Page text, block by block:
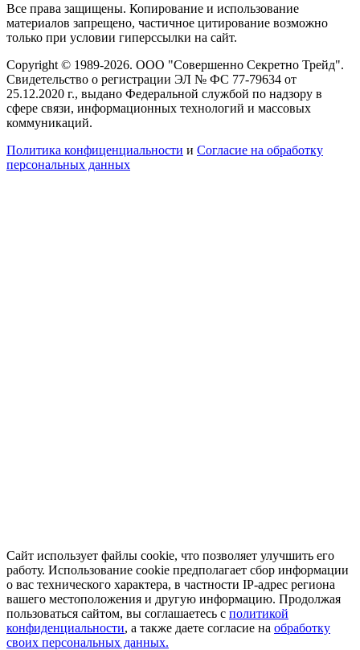
Все права защищены. Копирование и использование
материалов запрещено, частичное цитирование возможно
только при условии гиперссылки на сайт.
Copyright © 1989-2026. ООО "Совершенно Секретно Трейд".
Свидетельство о регистрации ЭЛ № ФС 77-79634 от
25.12.2020 г., выдано Федеральной службой по надзору в
сфере связи, информационных технологий и массовых
коммуникаций.
Политика конфиценциальности и Согласие на обработку
персональных данных
Сайт использует файлы cookie, что позволяет улучшить его
работу. Использование cookie предполагает сбор информации
о вас технического характера, в частности IP-адрес региона
вашего местоположения и другую информацию. Продолжая
пользоваться сайтом, вы соглашаетесь с политикой
конфиденциальности, а также даете согласие на обработку
своих персональных данных.